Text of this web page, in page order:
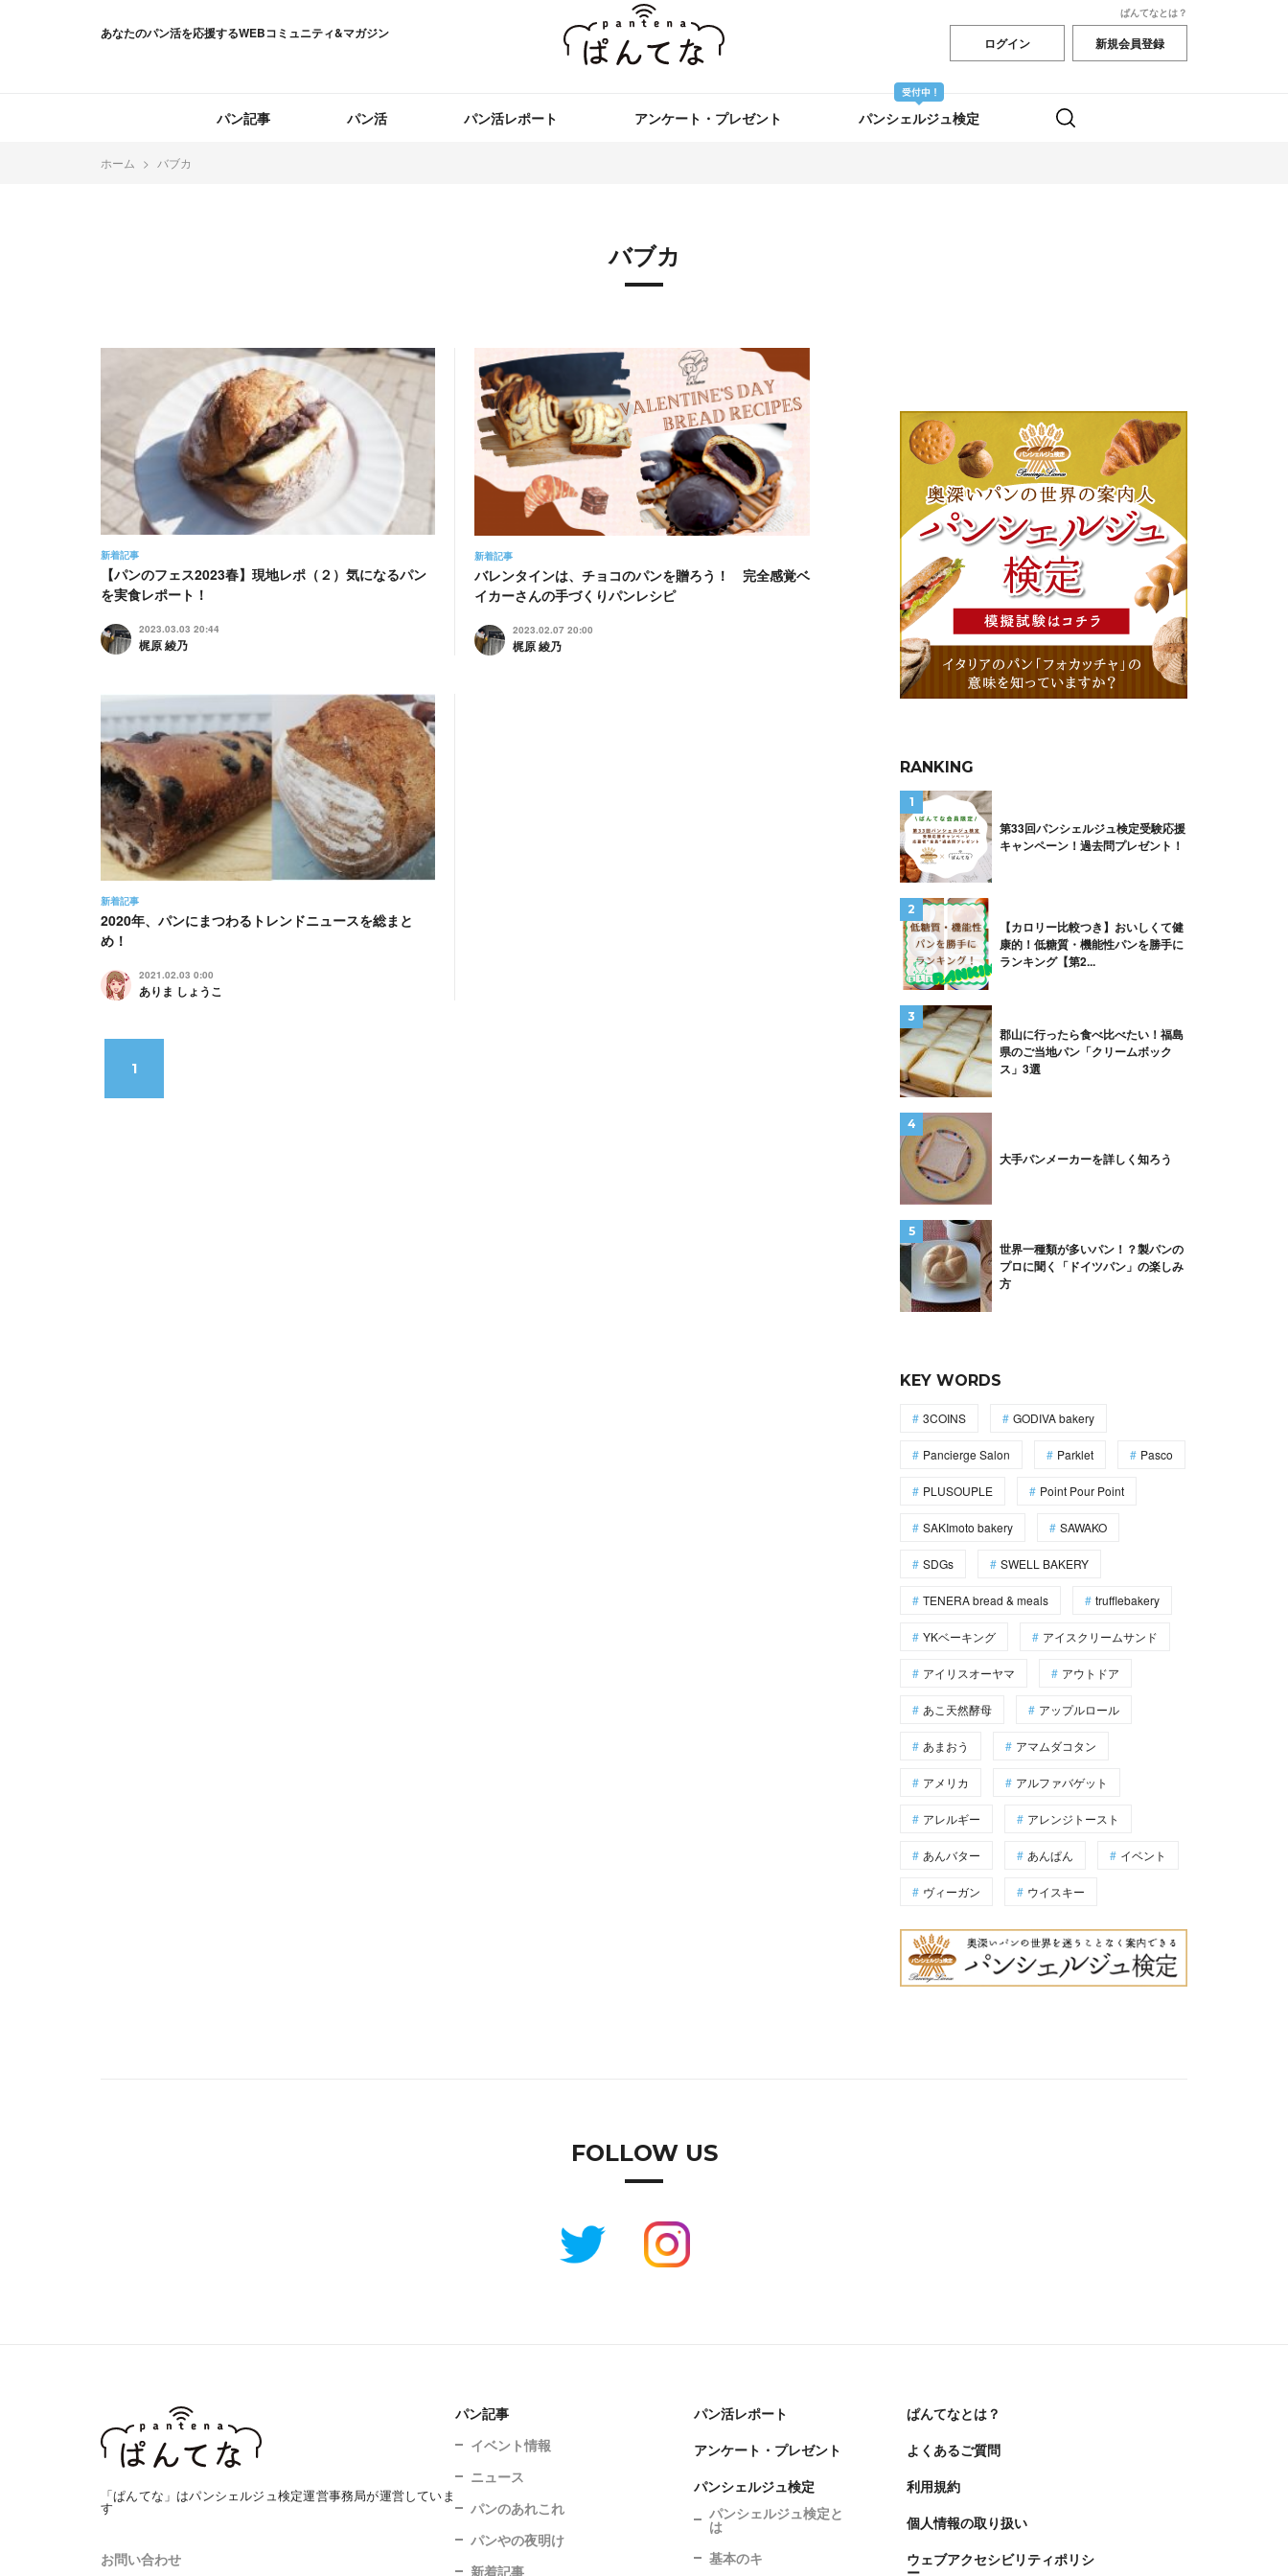
あなたのパン活を応援するWEBコミュニティ&マガジン
ぱんてなとは？
ログイン 新規会員登録
パン記事 パン活 パン活レポート アンケート・プレゼント パンシェルジュ検定
ホーム バブカ
バブカ
新着記事
【パンのフェス2023春】現地レポ（２）気になるパン
を実食レポート！
2023.03.03 20:44
梶原 綾乃
新着記事
バレンタインは、チョコのパンを贈ろう！ 完全感覚ベ
イカーさんの手づくりパンレシピ
2023.02.07 20:00
梶原 綾乃
新着記事
2020年、パンにまつわるトレンドニュースを総まと
め！
2021.02.03 0:00
ありま しょうこ
1
RANKING
第33回パンシェルジュ検定受験応援
キャンペーン！過去問プレゼント！
【カロリー比較つき】おいしくて健
康的！低糖質・機能性パンを勝手に
ランキング【第2...
郡山に行ったら食べ比べたい！福島
県のご当地パン「クリームボック
ス」3選
大手パンメーカーを詳しく知ろう
世界一種類が多いパン！？製パンの
プロに聞く「ドイツパン」の楽しみ
方
KEY WORDS
3COINS GODIVA bakery
Pancierge Salon Parklet Pasco
PLUSOUPLE Point Pour Point
SAKImoto bakery SAWAKO
SDGs SWELL BAKERY
TENERA bread & meals trufflebakery
YKベーキング アイスクリームサンド
アイリスオーヤマ アウトドア
あこ天然酵母 アップルロール
あまおう アマムダコタン
アメリカ アルファバゲット
アレルギー アレンジトースト
あんバター あんぱん イベント
ヴィーガン ウイスキー
FOLLOW US
「ぱんてな」はパンシェルジュ検定運営事務局が運営していま
す
お問い合わせ
パン記事
イベント情報
ニュース
パンのあれこれ
パンやの夜明け
新着記事
パン活レポート
アンケート・プレゼント
パンシェルジュ検定
パンシェルジュ検定と
は
基本のキ
ぱんてなとは？
よくあるご質問
利用規約
個人情報の取り扱い
ウェブアクセシビリティポリシ
ー